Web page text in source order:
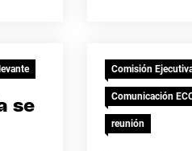
se
Comisión
Comunicación
reunión